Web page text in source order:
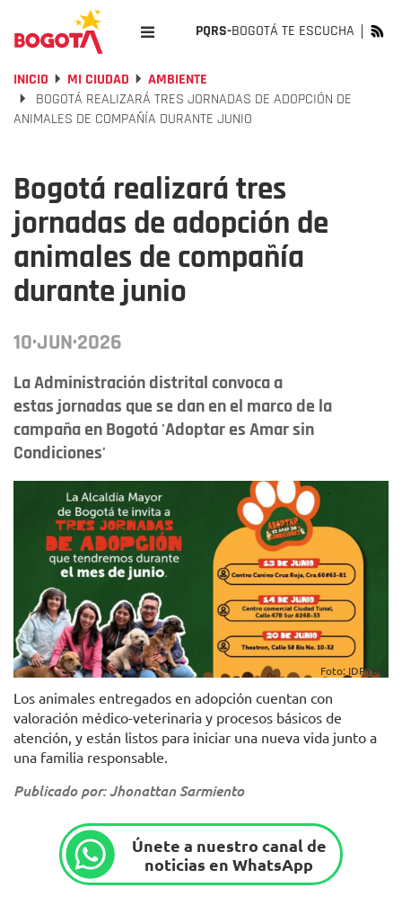
PQRS-BOGOTÁ TE ESCUCHA
INICIO MI CIUDAD
AMBIENTE
BOGOTÁ REALIZARÁ TRES JORNADAS DE ADOPCIÓN DE
ANIMALES DE COMPAÑÍA DURANTE JUNIO
Bogotá realizará tres
jornadas de adopción de
animales de compañía
durante junio
10·JUN·2026
La Administración distrital convoca a
estas jornadas que se dan en el marco de la
campaña en Bogotá 'Adoptar es Amar sin
Condiciones'
Foto: IDPYBA.
Los animales entregados en adopción cuentan con
valoración médico-veterinaria y procesos básicos de
atención, y están listos para iniciar una nueva vida junto a
una familia responsable.
Publicado por: Jhonattan Sarmiento
Únete a nuestro canal de
noticias en WhatsApp